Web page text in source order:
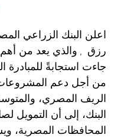
اعلن البنك الزراعي
رزق , والذي يعد من أهم
جاءت استجابةً للمبادرة
من أجل دعم
الريف المصري،
البنك، إلى أن التمويل
المحافظات المصرية،